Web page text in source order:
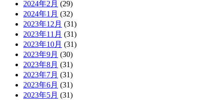
2024年2月 (29)
2024年1月 (32)
2023年12月 (31)
2023年11月 (31)
2023年10月 (31)
2023年9月 (30)
2023年8月 (31)
2023年7月 (31)
2023年6月 (31)
2023年5月 (31)